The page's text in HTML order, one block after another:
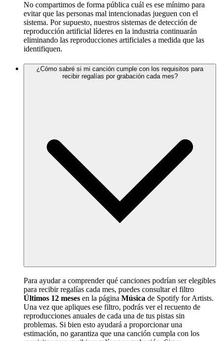
No compartimos de forma pública cuál es ese mínimo para
evitar que las personas mal intencionadas jueguen con el
sistema. Por supuesto, nuestros sistemas de detección de
reproducción artificial líderes en la industria continuarán
eliminando las reproducciones artificiales a medida que las
identifiquen.
¿Cómo sabré si mi canción cumple con los requisitos para
recibir regalías por grabación cada mes?
Para ayudar a comprender qué canciones podrían ser elegibles
para recibir regalías cada mes, puedes consultar el filtro
Últimos 12 meses en la página Música de Spotify for Artists.
Una vez que apliques ese filtro, podrás ver el recuento de
reproducciones anuales de cada una de tus pistas sin
problemas. Si bien esto ayudará a proporcionar una
estimación, no garantiza que una canción cumpla con los